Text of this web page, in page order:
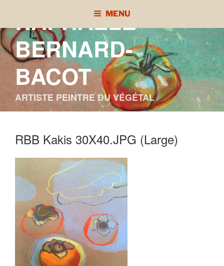
contenu
principal
RAPHAÈLE
BERNARD-
BACOT
ARTISTE PEINTRE DU VÉGÉTAL
MENU
RBB Kakis 30X40.JPG (Large)